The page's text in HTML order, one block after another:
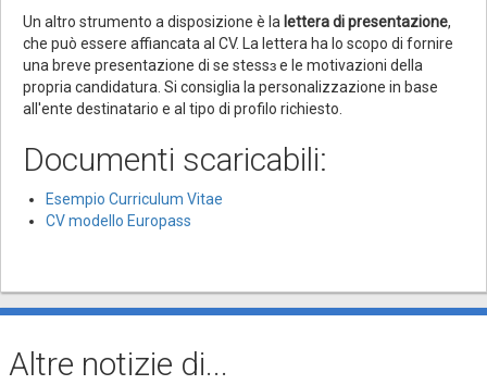
Un altro strumento a disposizione è la lettera di presentazione,
che può essere affiancata al CV. La lettera ha lo scopo di fornire
una breve presentazione di se stessɜ e le motivazioni della
propria candidatura. Si consiglia la personalizzazione in base
all'ente destinatario e al tipo di profilo richiesto.
Documenti scaricabili:
Esempio Curriculum Vitae
CV modello Europass
Altre notizie di...